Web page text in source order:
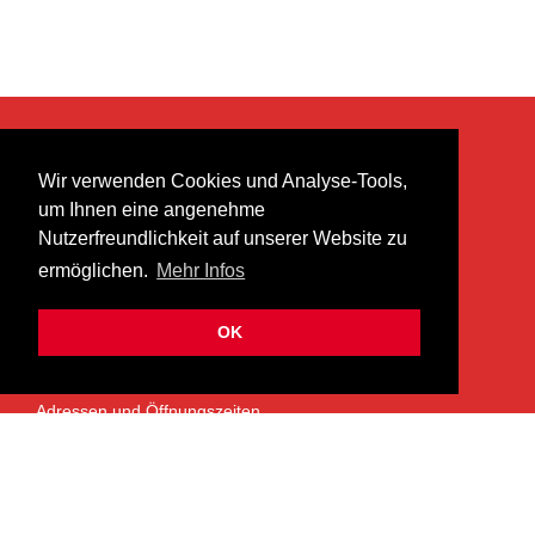
Wir verwenden Cookies und Analyse-Tools,
um Ihnen eine angenehme
Nutzerfreundlichkeit auf unserer Website zu
ermöglichen. Mehr Infos
OK
heer musik ag
Lättenstrasse 35
8952 Schlieren
info@heermusic.com
ÜBER UNS
Adressen und Öffnungszeiten